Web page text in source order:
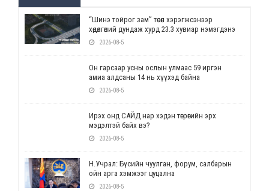
“Шинэ тойрог зам” төсөл хэрэгжсэнээр
хөдөлгөөний дундаж хурд 23.3 хувиар нэмэгдэнэ
2026-08-5
Он гарсаар усны ослын улмаас 59 иргэн
амиа алдсаны 14 нь хүүхэд байна
2026-08-5
Ирэх онд САЙД нар хэдэн төгрөгийн эрх
мэдэлтэй байх вэ?
2026-08-5
Н.Учрал: Бүсийн чуулган, форум, салбарын
ойн арга хэмжээг цуцална
2026-08-5